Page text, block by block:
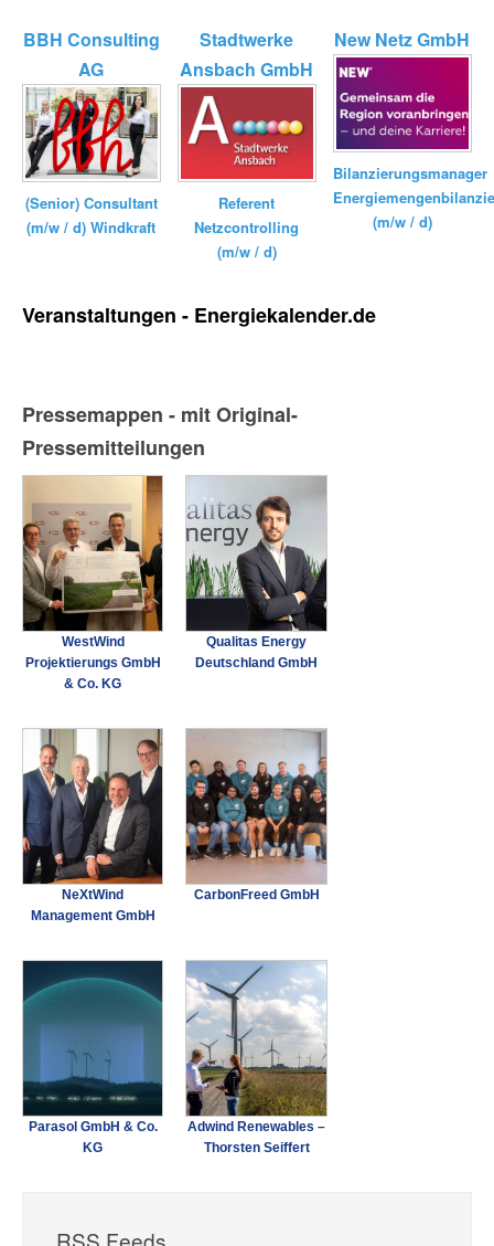
BBH Consulting
AG
(Senior) Consultant
(m/w / d) Windkraft
Stadtwerke
Ansbach GmbH
Referent
Netzcontrolling
(m/w / d)
New Netz GmbH
Bilanzierungsmanager
(m/w / d)
Veranstaltungen - Energiekalender.de
Pressemappen - mit Original-
Pressemitteilungen
WestWind
Projektierungs GmbH
& Co. KG
Qualitas Energy
Deutschland GmbH
NeXtWind
Management GmbH
CarbonFreed GmbH
Parasol GmbH & Co.
KG
Adwind Renewables –
Thorsten Seiffert